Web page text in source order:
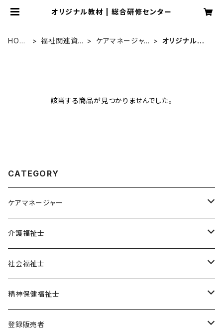
オリジナル教材 | 総合研修センター
HOM
福祉関連資
ケアマネージャ
オリジナル教
該当する商品が見つかりませんでした。
CATEGORY
ケアマネージャー
オリジナル教材
ポイント集
暗記カード
模擬試験
基礎編
実力編
フルセット
ポイント集
介護福祉士
在宅模擬試験
オリジナル教材
フルセット
社会福祉士
オリジナル教材
模擬試験
精神保健福祉士
オリジナル教材
登録販売者